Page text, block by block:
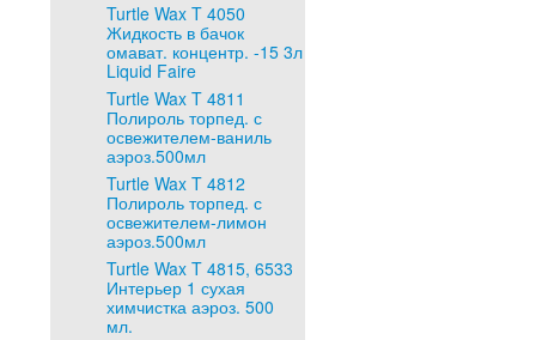
Turtle Wax T 4050
Жидкость в бачок
омават. концентр. -15 3л
Liquid Faire
Turtle Wax T 4811
Полироль торпед. с
освежителем-ваниль
аэроз.500мл
Turtle Wax T 4812
Полироль торпед. с
освежителем-лимон
аэроз.500мл
Turtle Wax T 4815, 6533
Интерьер 1 сухая
химчистка аэроз. 500
мл.